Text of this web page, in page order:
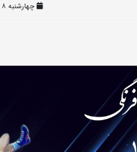
چهارشنبه ۸ مرداد ۱۴۰۴